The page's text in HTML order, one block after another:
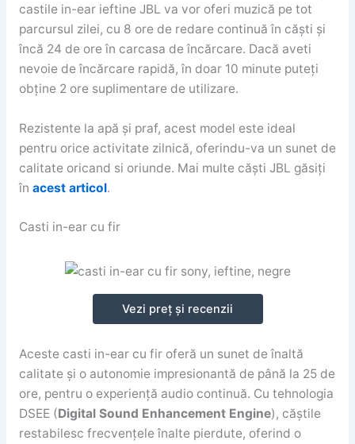
castile in-ear ieftine JBL va vor oferi muzică pe tot
parcursul zilei, cu 8 ore de redare continuă în căști și
încă 24 de ore în carcasa de încărcare. Dacă aveti
nevoie de încărcare rapidă, în doar 10 minute puteți
obține 2 ore suplimentare de utilizare.
Rezistente la apă și praf, acest model este ideal
pentru orice activitate zilnică, oferindu-va un sunet de
calitate oricand si oriunde. Mai multe căști JBL găsiți
în acest articol.
Casti in-ear cu fir
Vezi preț și recenzii
Aceste casti in-ear cu fir oferă un sunet de înaltă
calitate și o autonomie impresionantă de până la 25 de
ore, pentru o experiență audio continuă. Cu tehnologia
DSEE (Digital Sound Enhancement Engine), căștile
restabilesc frecvențele înalte pierdute, oferind o